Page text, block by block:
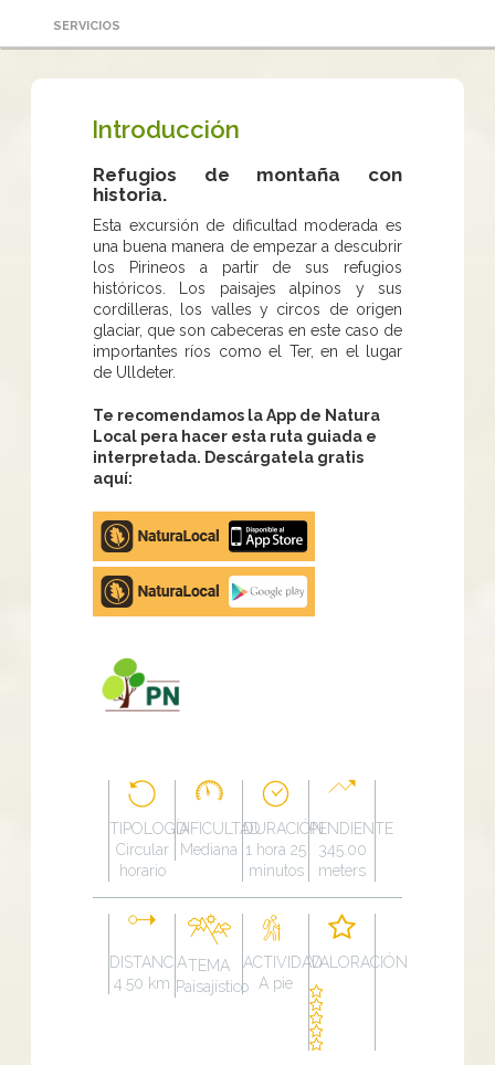
SERVICIOS
Introducción
Refugios de montaña con
historia.
Esta excursión de dificultad moderada es
una buena manera de empezar a descubrir
los Pirineos a partir de sus refugios
históricos. Los paisajes alpinos y sus
cordilleras, los valles y circos de origen
glaciar, que son cabeceras en este caso de
importantes ríos como el Ter, en el lugar
de Ulldeter.
Te recomendamos la App de Natura
Local pera hacer esta ruta guiada e
interpretada. Descárgatela gratis
aquí:
Apple
store
Google
Play
TIPOLOGÍA
Circular
horario
DIFICULTAD
Mediana
DURACIÓN
1 hora 25
minutos
PENDIENTE
345.00
meters
DISTANCIA
4.50 km
TEMA
Paisajístico
ACTIVIDAD
A pie
VALORACIÓN